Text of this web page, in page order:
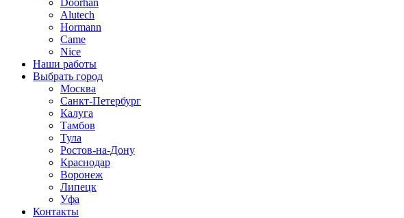
Doorhan
Alutech
Hormann
Came
Nice
Наши работы
Выбрать город
Москва
Санкт-Петербург
Калуга
Тамбов
Тула
Ростов-на-Дону
Краснодар
Воронеж
Липецк
Уфа
Контакты